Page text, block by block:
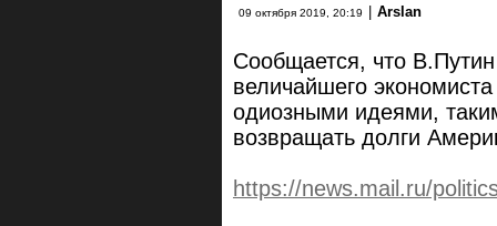
09 октября 2019, 20:19 Arslan
Сообщается, что
величайшего
одиозными идеями,
возвращать долги
https://news.mail.ru/